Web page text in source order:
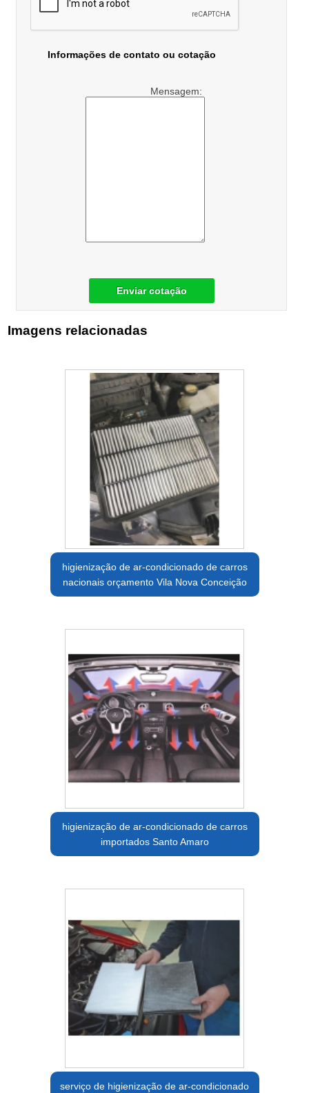
Informações de contato ou cotação
Mensagem:
Enviar cotação
Imagens relacionadas
higienização de ar-condicionado de carros
nacionais orçamento Vila Nova Conceição
higienização de ar-condicionado de carros
importados Santo Amaro
serviço de higienização de ar-condicionado